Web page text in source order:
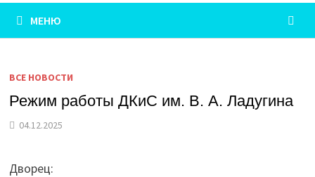
МЕНЮ
ВСЕ НОВОСТИ
Режим работы ДКиС им. В. А. Ладугина
04.12.2025
Дворец: